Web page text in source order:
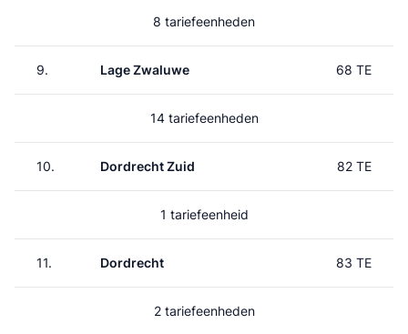
8 tariefeenheden
9. Lage Zwaluwe 68 TE
14 tariefeenheden
10. Dordrecht Zuid 82 TE
1 tariefeenheid
11. Dordrecht 83 TE
2 tariefeenheden